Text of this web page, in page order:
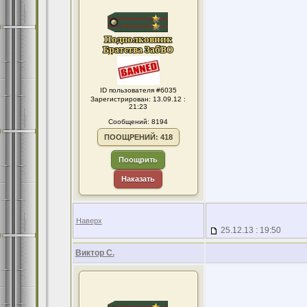
ID пользователя #6035
Зарегистрирован: 13.09.12 :
21:23
Сообщений: 8194
ПООЩРЕНИЙ: 418
Поощрить
Наказать
Наверх
25.12.13 : 19:50
Виктор С.